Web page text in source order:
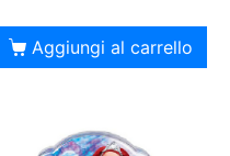
Aggiungi al carrello